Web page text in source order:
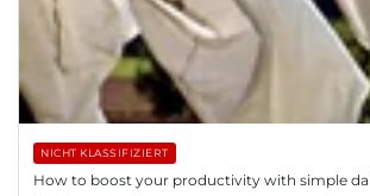
NICHT KLASSIFIZIERT
How to boost your productivity with simple